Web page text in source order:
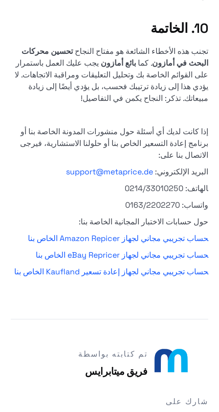
10. الخاتمة
تجنب هذه الأخطاء الشائعة هو مفتاح النجاحتحسين محركات
البحث في أمازون. كمابائع أمازون يجب عليك العمل باستمرار
على القوائم الخاصة بك وتحليل التعليقات ومراقبة الاتجاهات. لا
يؤدي هذا إلى زيادة ترتيبك فحسب، بل يؤدي أيضًا إلى زيادة
مبيعاتك. تذكر: النجاح يكمن في التفاصيل!
إذا كانت لديك أي أسئلة حول منشورات المدونة الخاصة بنا أو
برنامج إعادة التسعير الخاص بنا أو حلولنا الاستشارية، فيرجى
الاتصال بنا على:
البريد الإلكتروني:support@metaprice.de
الهاتف: 0214/33010250
واتساب: 0163/2202270
حول حسابات الاختبار المجانية الخاصة بنا:
حساب تجريبي مجاني لجهاز Amazon Repicer الخاص بنا
حساب تجريبي مجاني لجهاز eBay Repricer الخاص بنا
حساب تجريبي مجاني لجهاز إعادة تسعير Kaufland الخاص بنا
تم كتابته بواسطة
فريق ميتابرايس
شارك على